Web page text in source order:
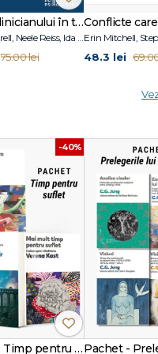
Ghidul clinicianului în terapia schemelor
75.00 lei
Conflicte care
Erin Mitchell,
48.3 lei
-40%
Pachet - Timp pentru suflet